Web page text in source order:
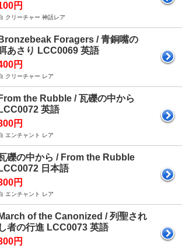
円
クリーチャー 神話レア
Bronzebeak Foragers / 青銅嘴の
あさり LCC0069 英語
円
クリーチャー レア
From the Rubble / 瓦礫の中から
LCC0072 英語
円
エンチャント レア
礫の中から / From the Rubble
LCC0072 日本語
円
エンチャント レア
March of the Canonized / 列聖され
し者の行進 LCC0073 英語
円